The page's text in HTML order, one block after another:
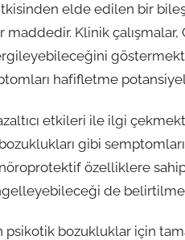
elde edilen bir
Klinik
hafifletme
etkileri ile ilgi
gibi
özelliklere
de
psikotik bozukluklar için